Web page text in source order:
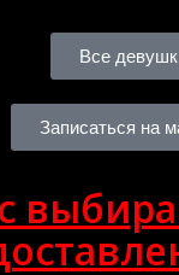
Все
Записаться на